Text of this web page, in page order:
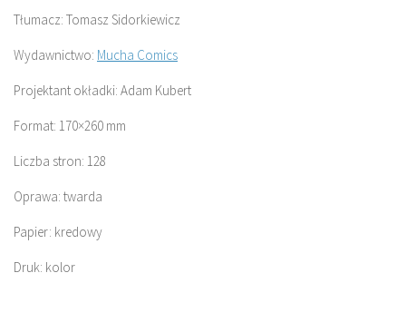
Tłumacz: Tomasz Sidorkiewicz
Wydawnictwo: Mucha Comics
Projektant okładki: Adam Kubert
Format: 170×260 mm
Liczba stron: 128
Oprawa: twarda
Papier: kredowy
Druk: kolor